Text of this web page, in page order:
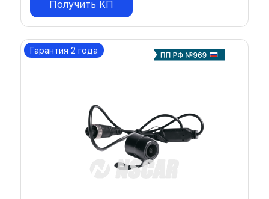
Получить КП
Гарантия 2 года